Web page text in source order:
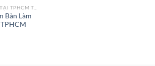
Bàn Làm